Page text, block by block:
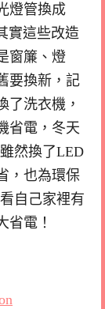
燈管換成
實這些改造
窗簾、燈
要換新，記
了洗衣機，
省電，冬天
然換了LED
，也為環保
自己家裡有
省電！